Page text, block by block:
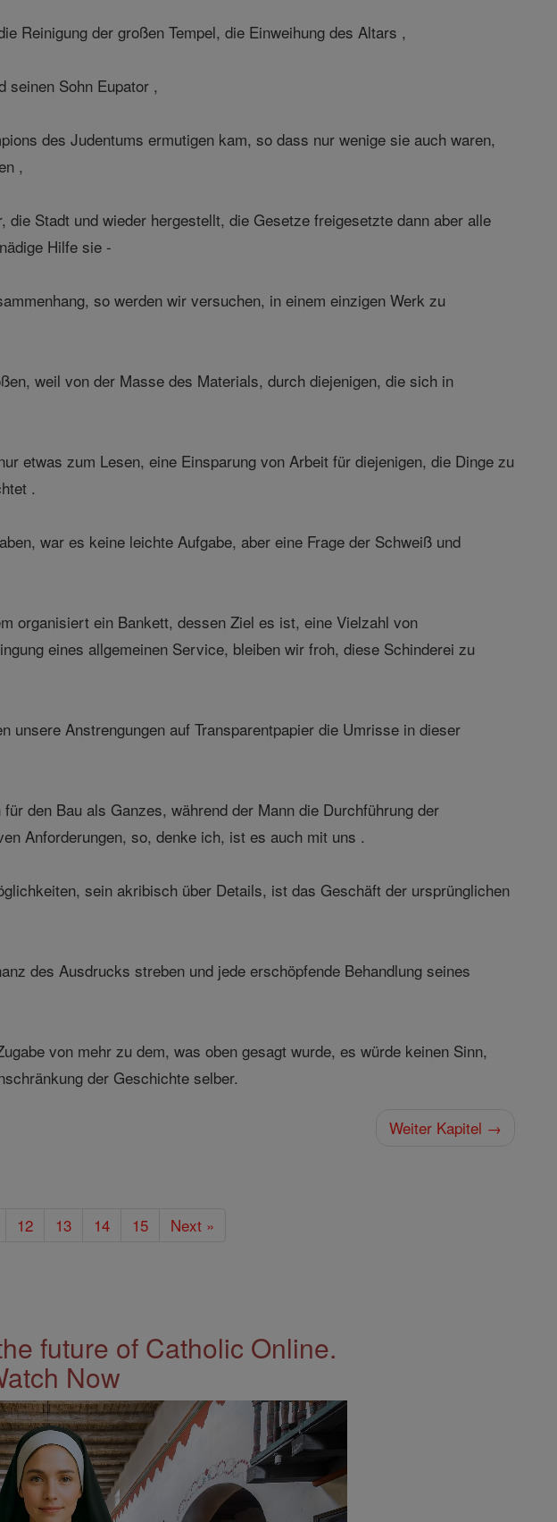
Reinigung der großen Tempel, die Einweihung des Altars ,
seinen Sohn Eupator ,
des Judentums ermutigen kam, so dass nur wenige sie auch waren,
,
Stadt und wieder hergestellt, die Gesetze freigesetzte dann aber alle
Hilfe sie -
so werden wir versuchen, in einem einzigen Werk zu
weil von der Masse des Materials, durch diejenigen, die sich in
etwas zum Lesen, eine Einsparung von Arbeit für diejenigen, die Dinge zu
.
war es keine leichte Aufgabe, aber eine Frage der Schweiß und
organisiert ein Bankett, dessen Ziel es ist, eine Vielzahl von
eines allgemeinen Service, bleiben wir froh, diese Schinderei zu
Anstrengungen auf Transparentpapier die Umrisse in dieser
den Bau als Ganzes, während der Mann die Durchführung der
Anforderungen, so, denke ich, ist es auch mit uns .
sein akribisch über Details, ist das Geschäft der ursprünglichen
des Ausdrucks streben und jede erschöpfende Behandlung seines
von mehr zu dem, was oben gesagt wurde, es würde keinen Sinn,
der Geschichte selber.
Weiter Kapitel →
12 13 14 15 Next »
future of Catholic Online.
Now